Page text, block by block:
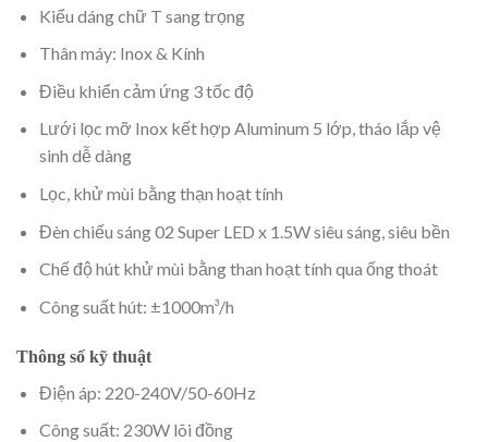
Kiểu dáng chữ T sang trọng
Thân máy: Inox & Kính
Điều khiển cảm ứng 3 tốc độ
Lưới lọc mỡ Inox kết hợp Aluminum 5 lớp, tháo lắp vệ
sinh dễ dàng
Lọc, khử mùi bằng thạn hoạt tính
Đèn chiếu sáng 02 Super LED x 1.5W siêu sáng, siêu bền
Chế độ hút khử mùi bằng than hoạt tính qua ống thoát
Công suất hút: ±1000m³/h
Thông số kỹ thuật
Điện áp: 220-240V/50-60Hz
Công suất: 230W lõi đồng